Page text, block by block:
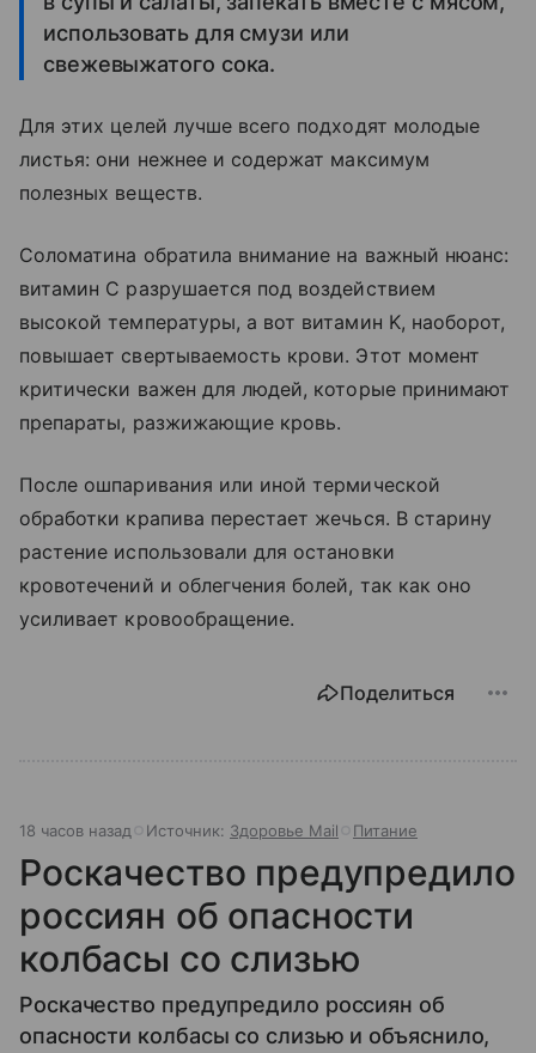
использовать для смузи или
свежевыжатого сока.
Для этих целей лучше всего подходят молодые
листья: они нежнее и содержат максимум
полезных веществ.
Соломатина обратила внимание на важный нюанс:
витамин C разрушается под воздействием
высокой температуры, а вот витамин K, наоборот,
повышает свертываемость крови. Этот момент
критически важен для людей, которые принимают
препараты, разжижающие кровь.
После ошпаривания или иной термической
обработки крапива перестает жечься. В старину
растение использовали для остановки
кровотечений и облегчения болей, так как оно
усиливает кровообращение.
Поделиться
18 часов назад Источник: Здоровье Mail Питание
Роскачество предупредило
россиян об опасности
колбасы со слизью
Роскачество предупредило россиян об
опасности колбасы со слизью и объяснило,